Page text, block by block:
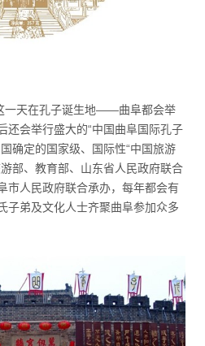
一天在孔子诞生地——曲阜都会举
还会举行盛大的“中国曲阜国际孔子
确定的国家级、国际性“中国旅游
部、教育部、山东省人民政府联合
市人民政府联合承办，每年都会有
子弟及文化人士齐聚曲阜参加众多